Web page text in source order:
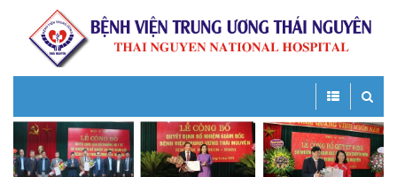
Toggle
Toggle
navigation